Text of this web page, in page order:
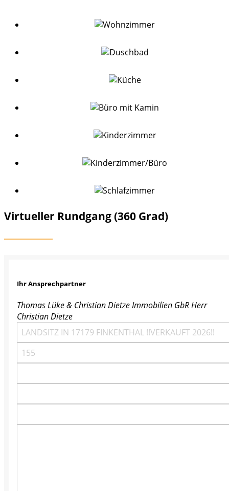
Virtueller Rundgang (360 Grad)
Ihr Ansprechpartner
Thomas Lüke & Christian Dietze Immobilien GbRHerr
Christian Dietze